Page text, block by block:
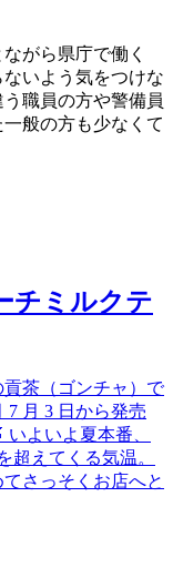
がら県庁で働く
いよう気をつけな
職員の方や警備員
般の方も少なくて
チミルクテ
茶（ゴンチャ）で
7 月 3 日から発売
よいよ夏本番、
超えてくる気温。
さっそくお店へと